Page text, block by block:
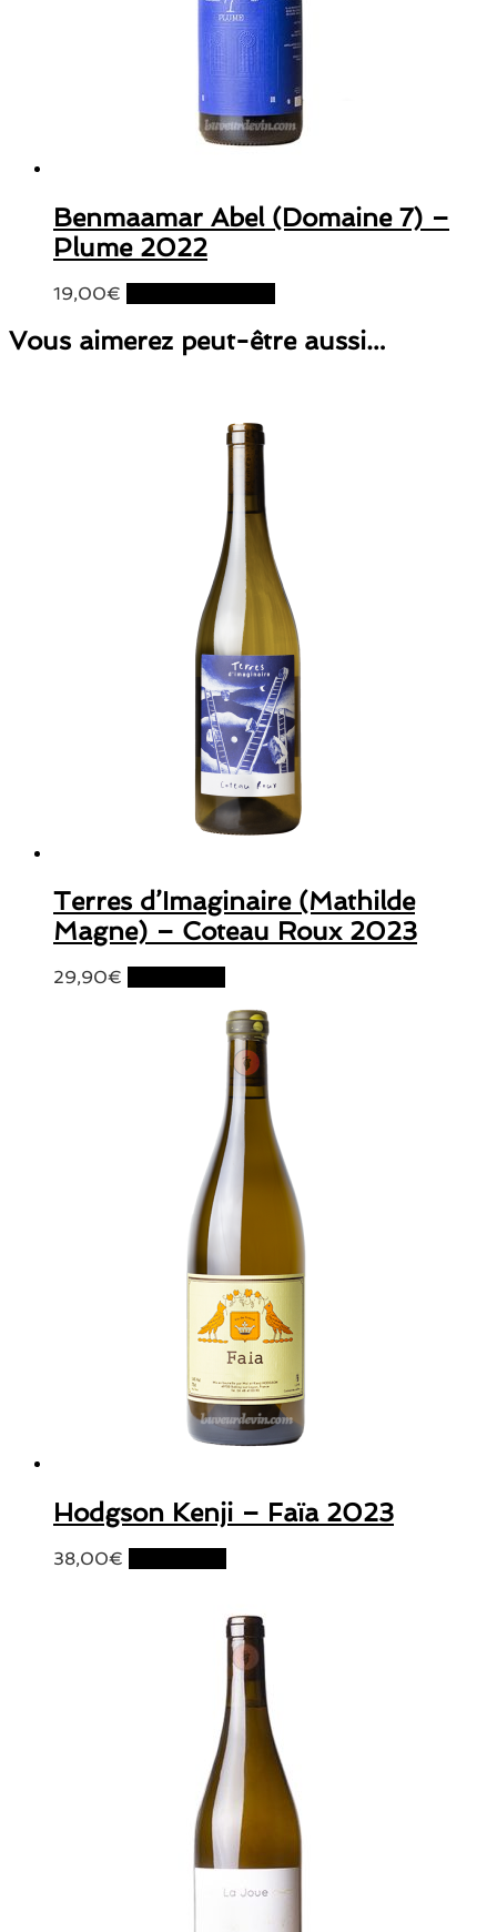
Benmaamar Abel (Domaine 7) –
Plume 2022
19,00€
Vous aimerez peut-être aussi…
Terres d’Imaginaire (Mathilde
Magne) – Coteau Roux 2023
29,90€
Hodgson Kenji – Faïa 2023
38,00€